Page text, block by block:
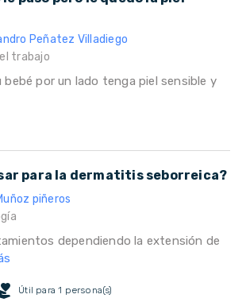
Peñatez Villadiego
trabajo
bebé por un lado tenga piel sensible y
para la dermatitis seborreica?
piñeros
dependiendo la extensión de
Útil para 1 persona(s)